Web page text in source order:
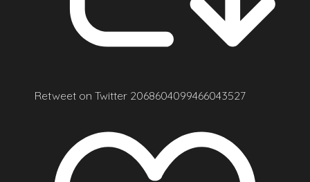
Retweet on Twitter 2068604099466043527